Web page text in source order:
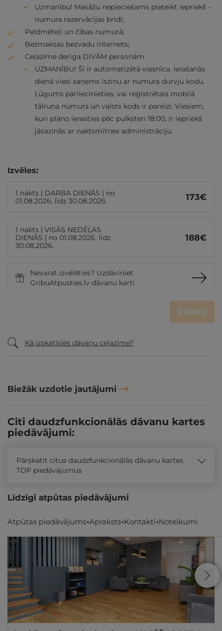
Uzmanību! Masāžu nepieciešams pieteikt iepriekš -
numura rezervācijas brīdī;
Peldmēteļi un čības numurā;
Bezmaksas bezvadu internets;
Ceļazīme derīga DIVĀM personām.
UZMANĪBU! Šī ir automatizētā viesnīca. Ierašanās
dienā viesi saņems īsziņu ar numura durvju kodu.
Lūgums pārliecinieties, vai reģistrētais mobilā
tālruņa numurs un valsts kods ir pareizi. Viesiem,
kuri plāno ierasties pēc pulksten 18:00, ir iepriekš
jāsazinās ar naktsmītnes administrāciju.
Izvēles:
1 nakts | DARBA DIENĀS | no
01.08.2026. līdz 30.08.2026.
173€
1 nakts | VISĀS NEDĒĻAS
DIENĀS | no 01.08.2026. līdz
30.08.2026.
188€
Nevarat izvēlēties? Uzdāviniet
GribuAtpusties.lv dāvanu karti
PĒRKU
Kā izskatīsies dāvanu ceļazīme?
Biežāk uzdotie jautājumi
Atpūtas piedāvājums Apraksts Kontakti Noteikumi
Citi daudzfunkcionālās dāvanu kartes
piedāvājumi:
Pārskatīt citus daudzfunkcionālās dāvanu kartes
TOP piedāvājumus
Līdzīgi atpūtas piedāvājumi